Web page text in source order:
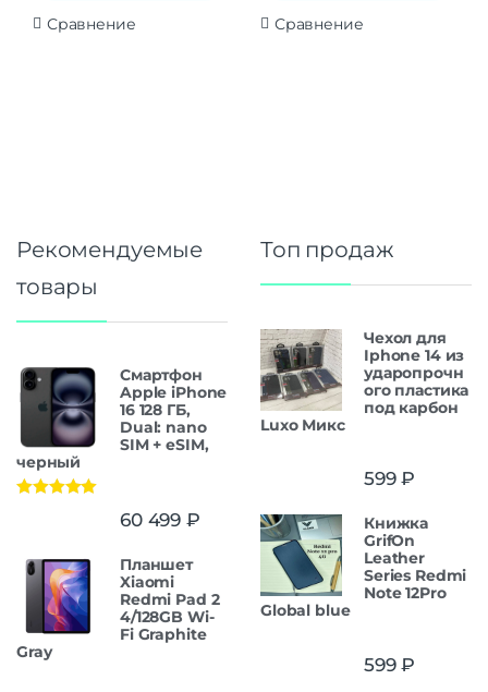
Сравнение Сравнение
Рекомендуемые
товары
Смартфон
Apple iPhone
16 128 ГБ,
Dual: nano
SIM + eSIM,
черный
60 499 ₽
Планшет
Xiaomi
Redmi Pad 2
4/128GB Wi-
Fi Graphite
Gray
Топ продаж
Чехол для
Iphone 14 из
ударопрочн
ого пластика
под карбон
Luxo Микс
599₽
Книжка
GrifOn
Leather
Series Redmi
Note 12Pro
Global blue
599₽